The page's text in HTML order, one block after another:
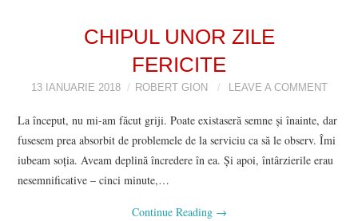
CHIPUL UNOR ZILE
FERICITE
13 IANUARIE 2018 ROBERT GION LEAVE A COMMENT
La început, nu mi-am făcut griji. Poate existaseră semne și înainte, dar
fusesem prea absorbit de problemele de la serviciu ca să le observ. Îmi
iubeam soția. Aveam deplină încredere în ea. Și apoi, întârzierile erau
nesemnificative – cinci minute,…
Continue Reading →